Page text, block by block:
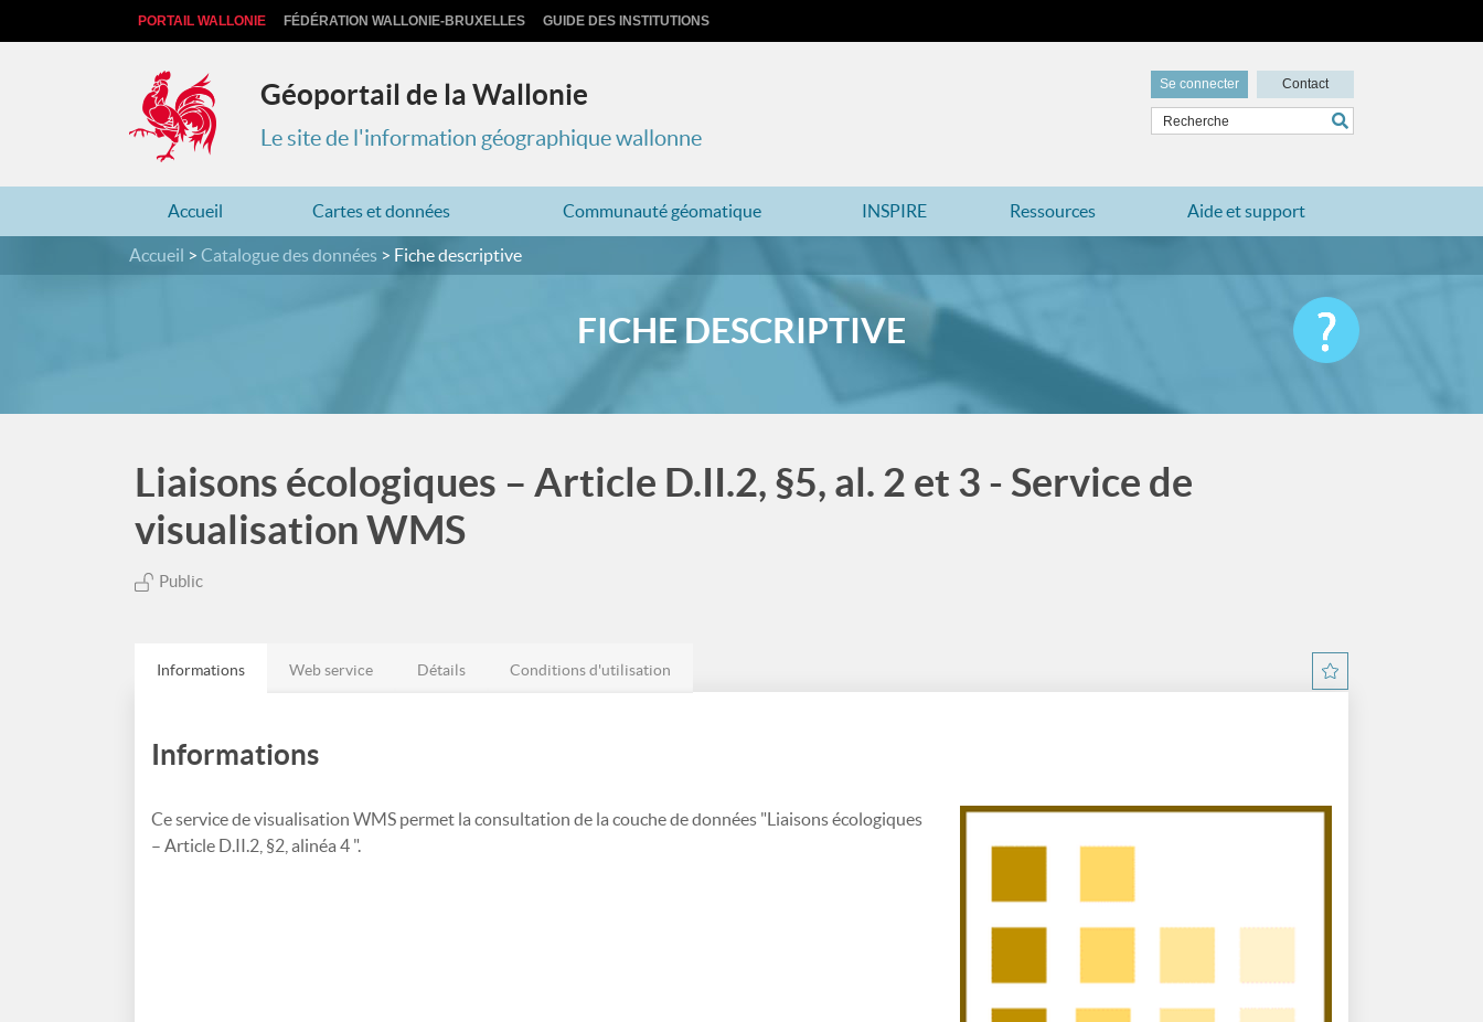
PORTAIL WALLONIE FÉDÉRATION WALLONIE-BRUXELLES GUIDE DES INSTITUTIONS
Géoportail de la Wallonie
Le site de l'information géographique wallonne
Se connecter Contact
Accueil Cartes et données Communauté géomatique INSPIRE Ressources Aide et support
Accueil Catalogue des données Fiche descriptive
FICHE DESCRIPTIVE
Liaisons écologiques – Article D.II.2, §5, al. 2 et 3 - Service de
visualisation WMS
Public
Informations Web service Détails Conditions d'utilisation
Informations
Ce service de visualisation WMS permet la consultation de la couche de données "Liaisons écologiques
– Article D.II.2, §2, alinéa 4 ".